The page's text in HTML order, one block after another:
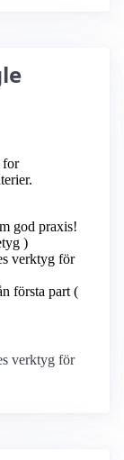
for
god praxis!
)
verktyg för
första part (
verktyg för